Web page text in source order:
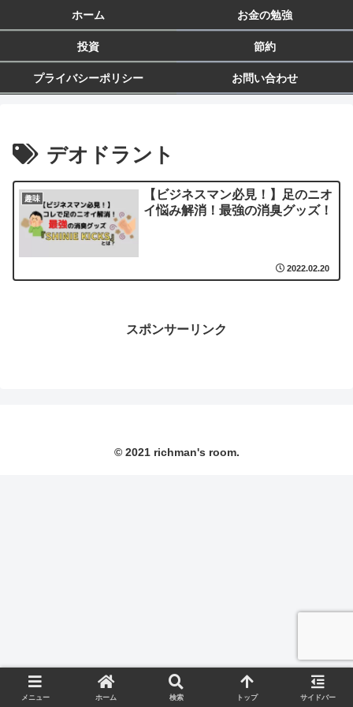
ホーム お金の勉強
投資 節約
プライバシーポリシー お問い合わせ
デオドラント
趣味
【ビジネスマン必見！】足のニオ
イ悩み解消！最強の消臭グッズ！
2022.02.20
スポンサーリンク
© 2021 richman's room.
メニュー ホーム 検索 トップ サイドバー